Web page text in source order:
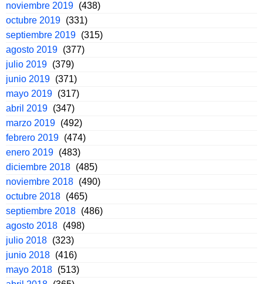
noviembre 2019 (438)
octubre 2019 (331)
septiembre 2019 (315)
agosto 2019 (377)
julio 2019 (379)
junio 2019 (371)
mayo 2019 (317)
abril 2019 (347)
marzo 2019 (492)
febrero 2019 (474)
enero 2019 (483)
diciembre 2018 (485)
noviembre 2018 (490)
octubre 2018 (465)
septiembre 2018 (486)
agosto 2018 (498)
julio 2018 (323)
junio 2018 (416)
mayo 2018 (513)